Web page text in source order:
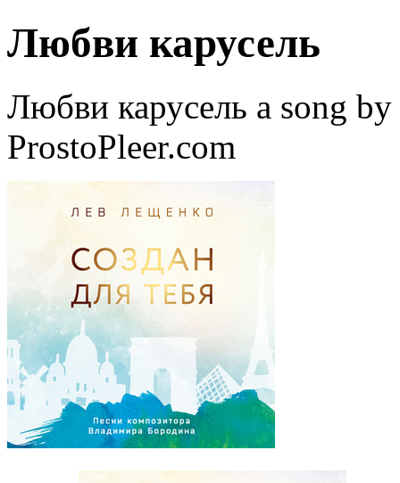
Любви карусель
Любви карусель a song
ProstoPleer.com